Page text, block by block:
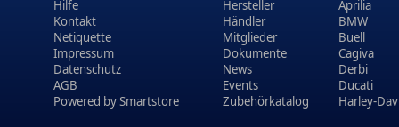
Hilfe
Kontakt
Netiquette
Impressum
Datenschutz
AGB
Powered bySmartstore
Hersteller
Händler
Mitglieder
Dokumente
News
Events
Zubehörkatalog
Aprilia
BMW
Buell
Cagiva
Derbi
Ducati
Harley-